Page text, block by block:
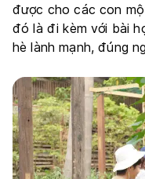
được cho các con
đó là đi kèm với bài
hè lành mạnh, đúng